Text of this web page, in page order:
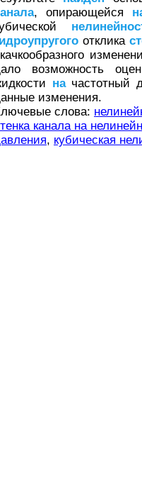
, опирающейся
отклика
возможность
начастотный
изменения.
слова:
канала на
, кубическая